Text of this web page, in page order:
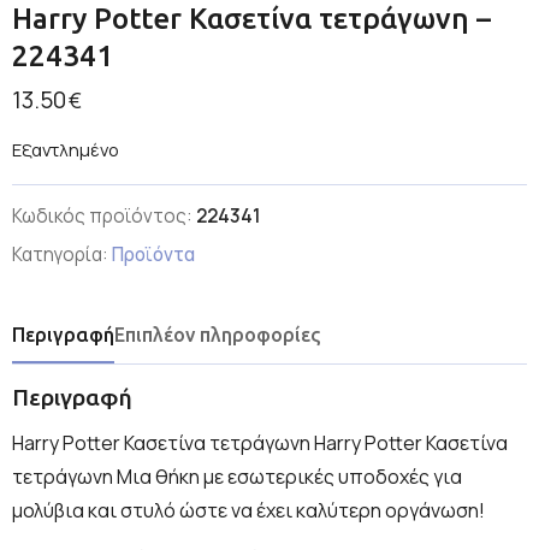
Harry Potter Κασετίνα τετράγωνη –
224341
13.50€
Εξαντλημένο
Κωδικός προϊόντος: 224341
Κατηγορία: Προϊόντα
ΠεριγραφήΕπιπλέον πληροφορίες
Περιγραφή
Harry Potter Κασετίνα τετράγωνη Harry Potter Κασετίνα
τετράγωνη Μια θήκη με εσωτερικές υποδοχές για
μολύβια και στυλό ώστε να έχει καλύτερη οργάνωση!